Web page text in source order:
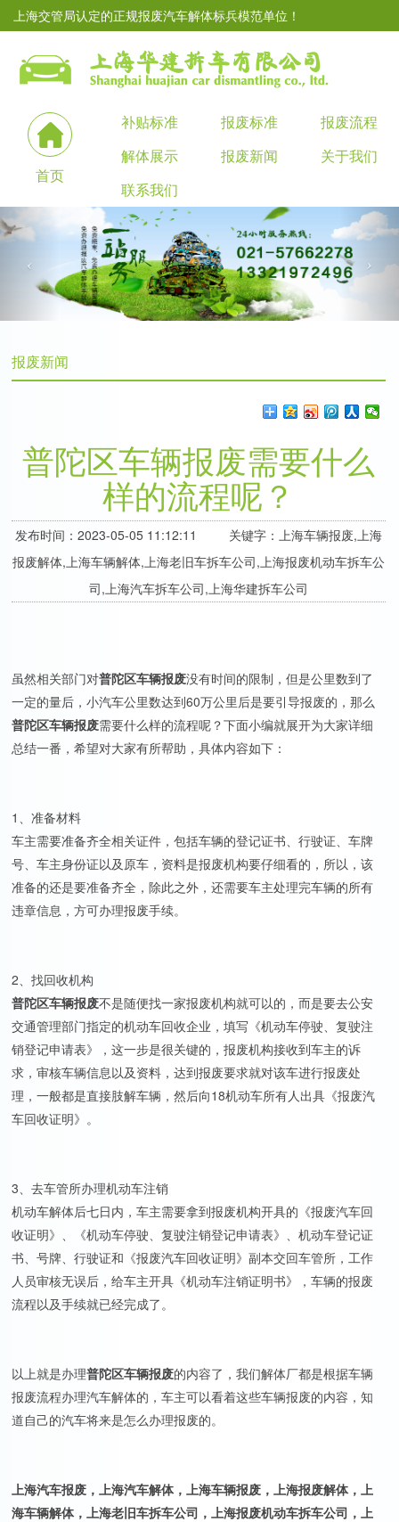
上海交管局认定的正规报废汽车解体标兵模范单位！
首页
补贴标准 报废标准
报废流程
解体展示
报废新闻
关于我们
联系我们
报废新闻
普陀区车辆报废需要什么
样的流程呢？
发布时间：2023-05-05 11:12:11 关键字：上海车辆报废,上海
报废解体,上海车辆解体,上海老旧车拆车公司,上海报废机动车拆车公
司,上海汽车拆车公司,上海华建拆车公司
虽然相关部门对普陀区车辆报废没有时间的限制，但是公里数到了
一定的量后，小汽车公里数达到60万公里后是要引导报废的，那么
普陀区车辆报废需要什么样的流程呢？下面小编就展开为大家详细
总结一番，希望对大家有所帮助，具体内容如下：
1、准备材料
车主需要准备齐全相关证件，包括车辆的登记证书、行驶证、车牌
号、车主身份证以及原车，资料是报废机构要仔细看的，所以，该
准备的还是要准备齐全，除此之外，还需要车主处理完车辆的所有
违章信息，方可办理报废手续。
2、找回收机构
普陀区车辆报废不是随便找一家报废机构就可以的，而是要去公安
交通管理部门指定的机动车回收企业，填写《机动车停驶、复驶注
销登记申请表》，这一步是很关键的，报废机构接收到车主的诉
求，审核车辆信息以及资料，达到报废要求就对该车进行报废处
理，一般都是直接肢解车辆，然后向18机动车所有人出具《报废汽
车回收证明》。
3、去车管所办理机动车注销
机动车解体后七日内，车主需要拿到报废机构开具的《报废汽车回
收证明》、《机动车停驶、复驶注销登记申请表》、机动车登记证
书、号牌、行驶证和《报废汽车回收证明》副本交回车管所，工作
人员审核无误后，给车主开具《机动车注销证明书》，车辆的报废
流程以及手续就已经完成了。
以上就是办理普陀区车辆报废的内容了，我们解体厂都是根据车辆
报废流程办理汽车解体的，车主可以看着这些车辆报废的内容，知
道自己的汽车将来是怎么办理报废的。
上海汽车报废，上海汽车解体，上海车辆报废，上海报废解体，上
海车辆解体，上海老旧车拆车公司，上海报废机动车拆车公司，上